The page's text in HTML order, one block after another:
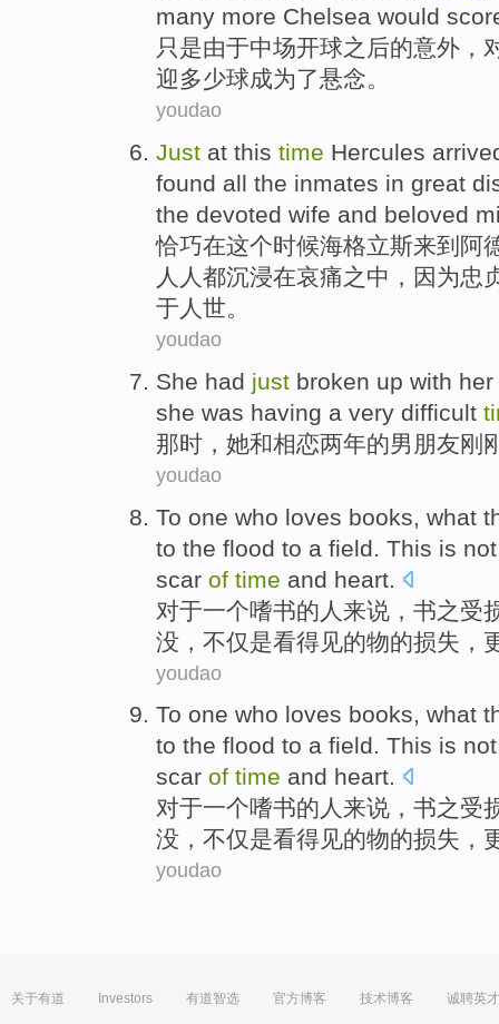
many more Chelsea would
只是由于中场开球之后的意外，
迎多少球成为了悬念。
youdao
Just at this time Hercules
found all the inmates in great
the devoted wife and beloved
恰巧在这个时候海格立斯来到 阿
人人 都沉浸在哀痛之中 ， 因为忠
于人世。
youdao
She had just broken up with her
she was having a very difficult
那时 ， 她和相恋两年的男朋友刚
youdao
To one who loves books , what
to the flood to a field . This is
scar of time and heart
对于一个嗜书的 人来说 ， 书之受
没，不仅是看得见的物的损失 ，
youdao
To one who loves books, what
to the flood to a field. This is
scar of time and heart.
对于一个嗜书的 人来说 ， 书之受
没，不仅是看得见的物的损失 ，
youdao
关于有道 Investors 有道智选 官方博客 技术博客 诚聘英才